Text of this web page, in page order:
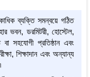
ব্যক্তি সমন্বয়ে গঠিত
ভবন, ডরমিটরী, হোস্টেল,
বা সহযোগী প্রতিষ্ঠান এবং
শিক্ষাদান এবং অন্যান্য